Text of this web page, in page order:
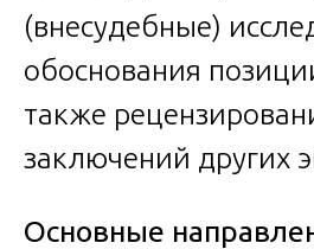
(внесудебные)
обоснования
также
заключений других
Основные